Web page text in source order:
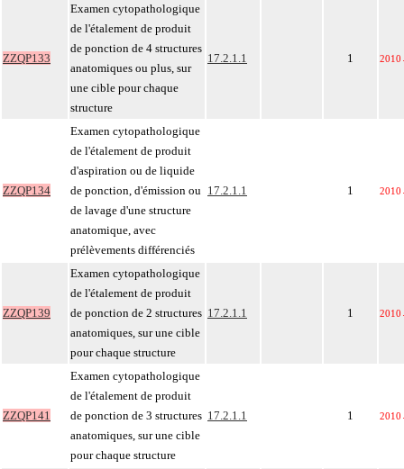
ZZQP133
Examen cytopathologique
de l'étalement de produit
de ponction de 4 structures
anatomiques ou plus, sur
une cible pour chaque
structure
17.2.1.1 1 2010
ZZQP134
Examen cytopathologique
de l'étalement de produit
d'aspiration ou de liquide
de ponction, d'émission ou
de lavage d'une structure
anatomique, avec
prélèvements différenciés
17.2.1.1 1 2010
ZZQP139
Examen cytopathologique
de l'étalement de produit
de ponction de 2 structures
anatomiques, sur une cible
pour chaque structure
17.2.1.1 1 2010
ZZQP141
Examen cytopathologique
de l'étalement de produit
de ponction de 3 structures
anatomiques, sur une cible
pour chaque structure
17.2.1.1 1 2010